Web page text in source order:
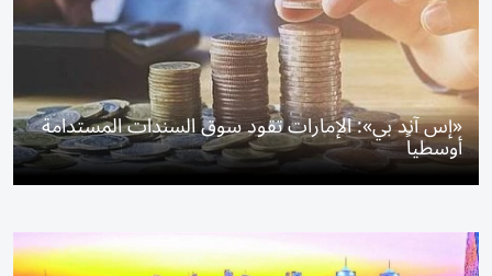
«إس آند بي»: الإمارات تقود سوق السندات المستدامة
أوسطياً